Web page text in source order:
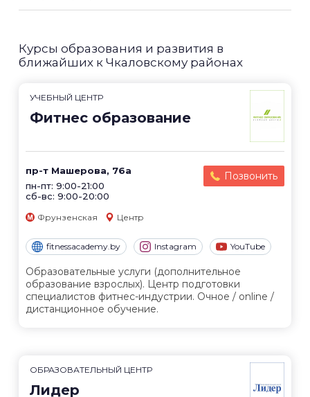
Курсы образования и развития в
ближайших к Чкаловскому районах
УЧЕБНЫЙ ЦЕНТР
Фитнес образование
пр-т Машерова, 76а
пн-пт: 9:00-21:00
сб-вс: 9:00-20:00
Позвонить
Фрунзенская Центр
fitnessacademy.by Instagram YouTube
Образовательные услуги (дополнительное
образование взрослых). Центр подготовки
специалистов фитнес-индустрии. Очное / online /
дистанционное обучение.
ОБРАЗОВАТЕЛЬНЫЙ ЦЕНТР
Лидер